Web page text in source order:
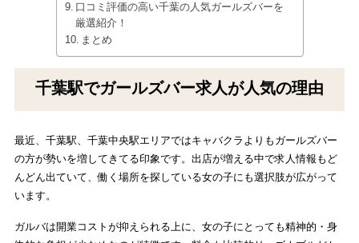
口コミ評価の高い千葉の人気ガールズバーを
厳選紹介！
まとめ
千葉駅でガールズバー求人が人気の理由
最近、千葉駅、千葉中央駅エリアではキャバクラよりもガールズバー
の方が勢いを増してきてる印象です。出店が増える中で求人情報もど
んどん出ていて、働く場所を探している女の子にも選択肢が広がって
います。
ガルバは開業コストが抑えられる上に、女の子にとっても精神的・身